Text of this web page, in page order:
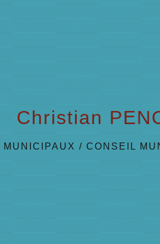
Christian
/CONSEIL